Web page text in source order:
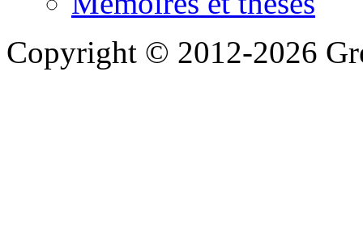
Copyright © 2012-2026